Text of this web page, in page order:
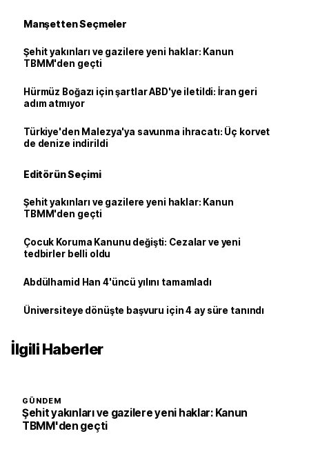
Manşetten Seçmeler
Şehit yakınları ve gazilere yeni haklar: Kanun
TBMM'den geçti
Hürmüz Boğazı için şartlar ABD'ye iletildi: İran geri
adım atmıyor
Türkiye'den Malezya'ya savunma ihracatı: Üç korvet
de denize indirildi
Editörün Seçimi
Şehit yakınları ve gazilere yeni haklar: Kanun
TBMM'den geçti
Çocuk Koruma Kanunu değişti: Cezalar ve yeni
tedbirler belli oldu
Abdülhamid Han 4'üncü yılını tamamladı
Üniversiteye dönüşte başvuru için 4 ay süre tanındı
İlgili Haberler
GÜNDEM
Şehit yakınları ve gazilere yeni haklar: Kanun
TBMM'den geçti